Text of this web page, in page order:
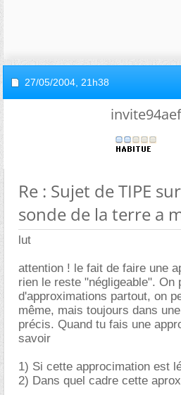
27/05/2004, 21h38
Re : Sujet de TIPE
sonde de la terre a
lut
attention ! le fait de faire une
rien le reste "négligeable". On
d'approximations partout, on
même, mais toujours dans
précis. Quand tu fais une
savoir
1) Si cette approcimation est
2) Dans quel cadre cette